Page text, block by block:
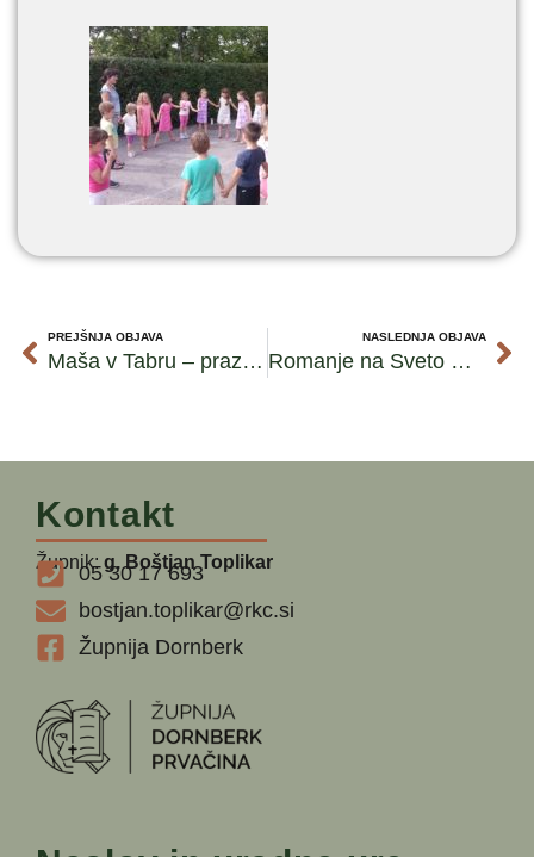
PREJŠNJA OBJAVA
Maša v Tabru – praznik sv. Trojice 2018
NASLEDNJA OBJAVA
Romanje na Sveto Goro 2018
Kontakt
Župnik:g. Boštjan Toplikar
05 30 17 693
bostjan.toplikar@rkc.si
Župnija Dornberk